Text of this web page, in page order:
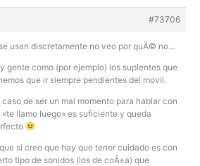
#73706
usan discretamente no veo por quÃ© no…
gente como (por ejemplo) los suplentes que
que ir siempre pendientes del movil.
caso de ser un mal momento para hablar con
«te llamo luego» es suficiente y queda
si creo que hay que tener cuidado es con
tipo de sonidos (los de coÃ±a) que